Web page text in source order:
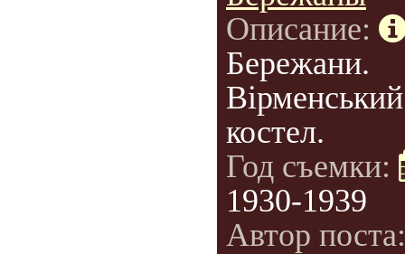
Описание:
Бережани.
Вірменський
костел.
Год съемки:
1930-1939
Автор